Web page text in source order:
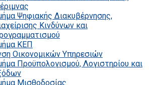
Ψηφιακής Διακυβέρνησης,
Κινδύνων και
ΚΕΠ
Οικονομικών Υπηρεσιών
Προϋπολογισμού, Λογιστηρίου και
Μισθοδοσίας